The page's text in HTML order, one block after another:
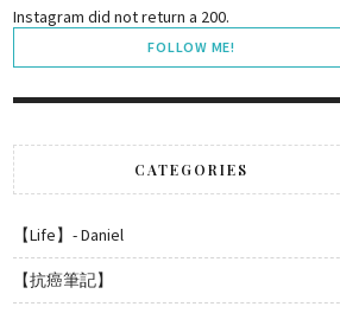
Instagram did not return a 200.
FOLLOW ME!
CATEGORIES
【Life】- Daniel
【抗癌筆記】